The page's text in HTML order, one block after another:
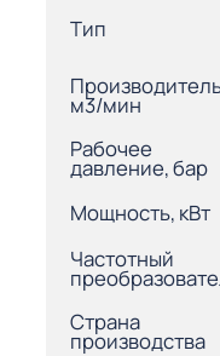
Тип
м3/мин
Рабочее
давление, бар
Мощность, кВт
Частотный
Страна
производства